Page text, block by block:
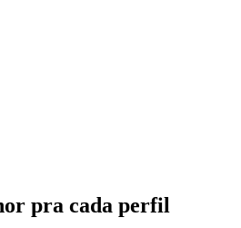
pra cada perfil